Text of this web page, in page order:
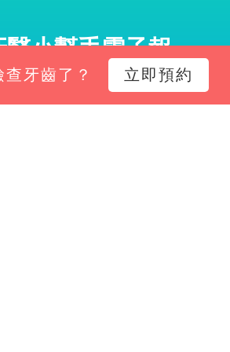
醫小幫手電子報
所經營新知、平台功能更新與專屬
牙齒了？ 立即預約